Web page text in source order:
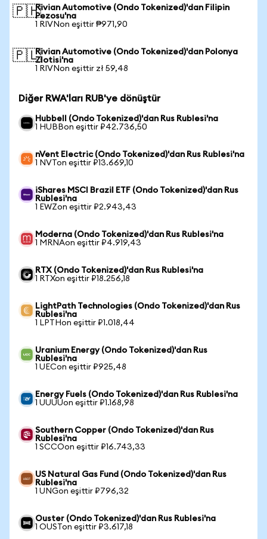
🇵🇭Rivian Automotive (Ondo Tokenized)'dan Filipin
Pezosu'na
1 RIVNon eşittir ₱971,90
🇵🇱Rivian Automotive (Ondo Tokenized)'dan Polonya
Zlotisi'na
1 RIVNon eşittir zł 59,48
Diğer RWA'ları RUB'ye dönüştür
Hubbell (Ondo Tokenized)'dan Rus Rublesi'na
1 HUBBon eşittir ₽42.736,50
nVent Electric (Ondo Tokenized)'dan Rus Rublesi'na
1 NVTon eşittir ₽13.669,10
iShares MSCI Brazil ETF (Ondo Tokenized)'dan Rus
Rublesi'na
1 EWZon eşittir ₽2.943,43
Moderna (Ondo Tokenized)'dan Rus Rublesi'na
1 MRNAon eşittir ₽4.919,43
RTX (Ondo Tokenized)'dan Rus Rublesi'na
1 RTXon eşittir ₽18.256,18
LightPath Technologies (Ondo Tokenized)'dan Rus
Rublesi'na
1 LPTHon eşittir ₽1.018,44
Uranium Energy (Ondo Tokenized)'dan Rus
Rublesi'na
1 UECon eşittir ₽925,48
Energy Fuels (Ondo Tokenized)'dan Rus Rublesi'na
1 UUUUon eşittir ₽1.168,98
Southern Copper (Ondo Tokenized)'dan Rus
Rublesi'na
1 SCCOon eşittir ₽16.743,33
US Natural Gas Fund (Ondo Tokenized)'dan Rus
Rublesi'na
1 UNGon eşittir ₽796,32
Ouster (Ondo Tokenized)'dan Rus Rublesi'na
1 OUSTon eşittir ₽3.617,18